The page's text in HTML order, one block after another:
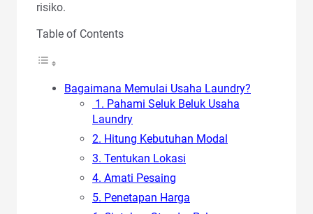
risiko.
Table of Contents
Bagaimana Memulai Usaha Laundry?
1. Pahami Seluk Beluk Usaha
Laundry
2. Hitung Kebutuhan Modal
3. Tentukan Lokasi
4. Amati Pesaing
5. Penetapan Harga